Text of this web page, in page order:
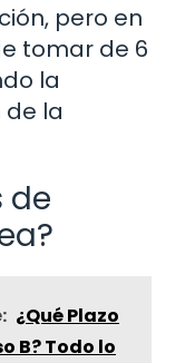
pero en
tomar de 6
la
la
de
¿Qué Plazo
B? Todo lo